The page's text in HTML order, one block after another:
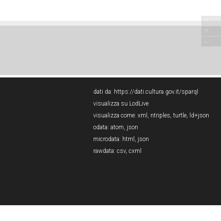
dati da: https://dati.cultura.gov.it/sparql
visualizza su LodLive
visualizza come: xml , ntriples, turtle, ld+json
odata: atom, json
microdata: html , json
rawdata: csv, cxml